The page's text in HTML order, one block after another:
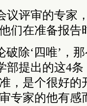
议评审的专家
们在准备报告
破除‘四唯’，
部提出的这4
，是个很好的
专家的他有